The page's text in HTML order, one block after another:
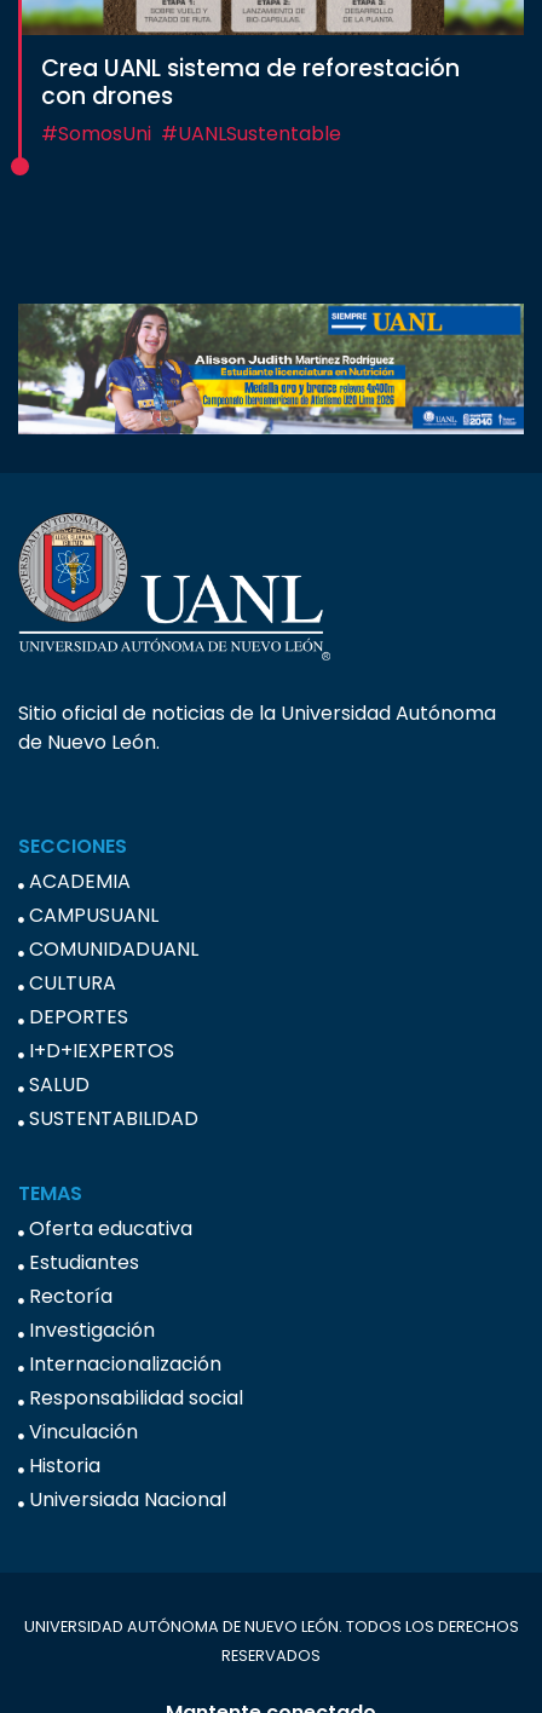
Crea UANL sistema de reforestación
con drones
#SomosUni #UANLSustentable
Sitio oficial de noticias de la Universidad Autónoma
de Nuevo León.
SECCIONES
ACADEMIA
CAMPUSUANL
COMUNIDADUANL
CULTURA
DEPORTES
I+D+IEXPERTOS
SALUD
SUSTENTABILIDAD
TEMAS
Oferta educativa
Estudiantes
Rectoría
Investigación
Internacionalización
Responsabilidad social
Vinculación
Historia
Universiada Nacional
UNIVERSIDAD AUTÓNOMA DE NUEVO LEÓN. TODOS LOS DERECHOS
RESERVADOS